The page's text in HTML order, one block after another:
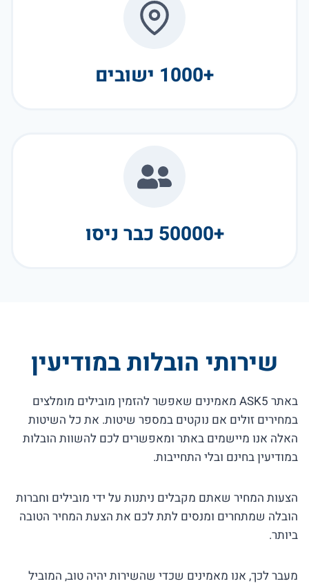
+1000 ישובים
+50000 כבר ניסו
שירותי הובלות במודיעין
באתר ASK5 מאמינים שאפשר להזמין מובילים מומלצים
במחירים זולים אם נוקטים במספר שיטות. את כל השיטות
האלה אנו מיישמים באתר ומאפשרים לכם להשוות הובלות
במודיעין בחינם ובלי התחייבות.
הצעות המחיר שאתם מקבלים ניתנות על ידי מובילים וחברות
הובלה שמתחרים ומנסים לתת לכם את הצעת המחיר הטובה
ביותר.
מעבר לכך, אנו מאמינים שכדי שהשירות יהיה טוב, המוביל